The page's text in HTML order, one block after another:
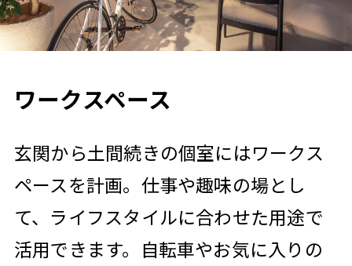
ワークスペース
玄関から土間続きの個室にはワークス
ペースを計画。仕事や趣味の場とし
て、ライフスタイルに合わせた用途で
活用できます。自転車やお気に入りの